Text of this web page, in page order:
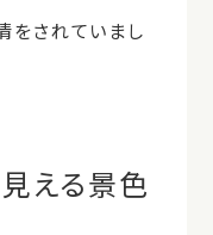
をされていまし
える景色